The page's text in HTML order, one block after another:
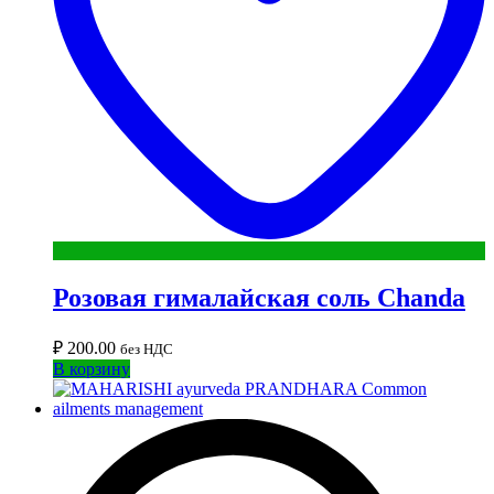
Розовая гималайская соль Chanda
₽ 200.00 без НДС
В корзину